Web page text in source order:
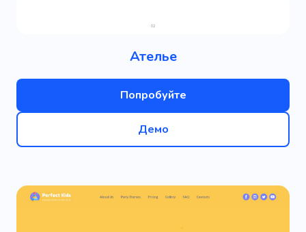
Ателье
Попробуйте
Демо